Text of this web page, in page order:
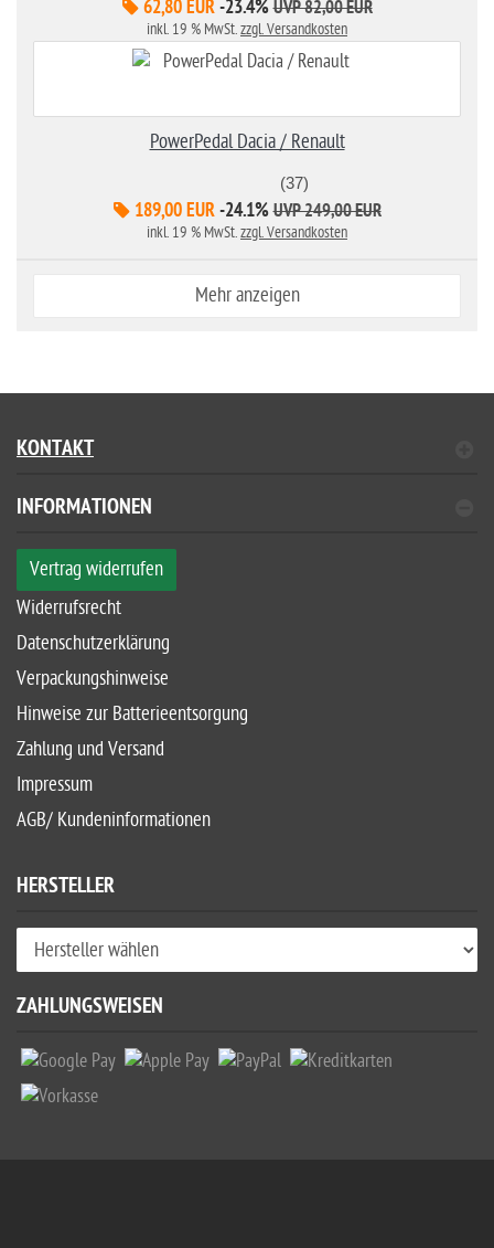
62,80 EUR -23.4% UVP 82,00 EUR
inkl. 19 % MwSt.zzgl. Versandkosten
PowerPedal Dacia / Renault
(37)
189,00 EUR -24.1% UVP 249,00 EUR
inkl. 19 % MwSt.zzgl. Versandkosten
Mehr anzeigen
KONTAKT
INFORMATIONEN
Vertrag widerrufen
Widerrufsrecht
Datenschutzerklärung
Verpackungshinweise
Hinweise zur Batterieentsorgung
Zahlung und Versand
Impressum
AGB/ Kundeninformationen
HERSTELLER
ZAHLUNGSWEISEN